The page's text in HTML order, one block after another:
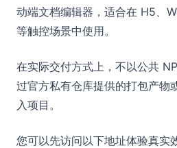
动端文档编辑器，适合在 H5、
等触控场景中使用。
在实际交付方式上，不以公共
过官方私有仓库提供的打包产物
入项目。
您可以先访问以下地址体验真实